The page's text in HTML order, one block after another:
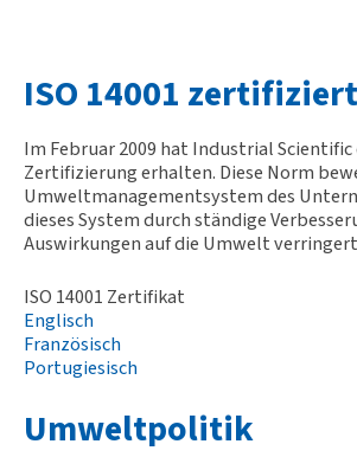
ISO 14001 zertifiziert
Im Februar 2009 hat Industrial Scientific
Zertifizierung erhalten. Diese Norm
Umweltmanagementsystem des
dieses System durch ständige
Auswirkungen auf die Umwelt
ISO 14001 Zertifikat
Englisch
Französisch
Portugiesisch
Umweltpolitik